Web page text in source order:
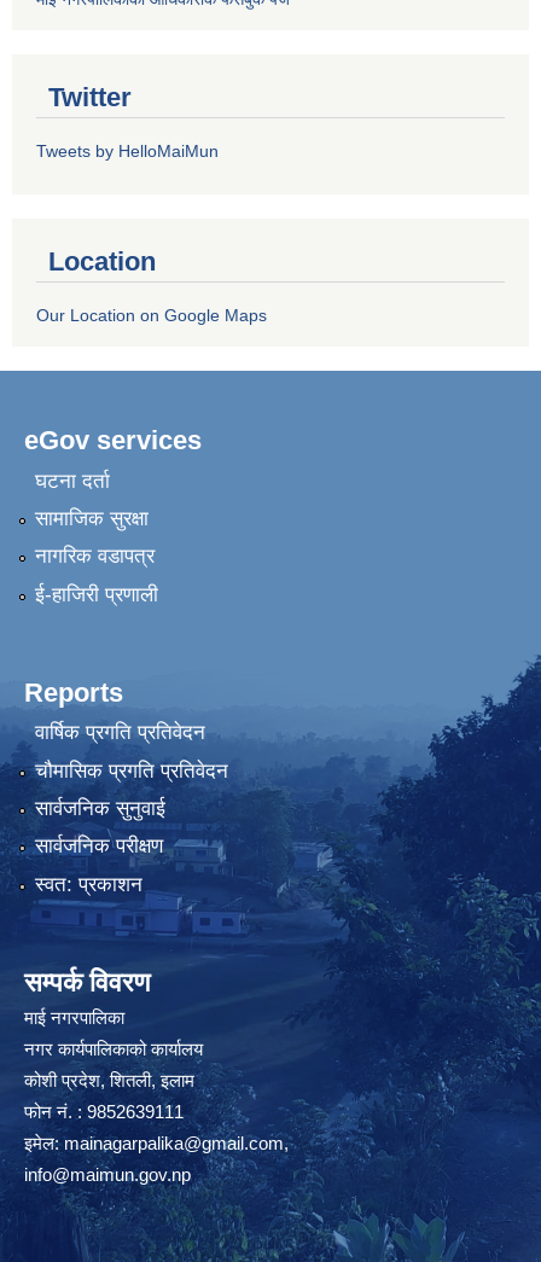
Twitter
Tweets by HelloMaiMun
Location
Our Location on Google Maps
eGov services
घटना दर्ता
सामाजिक सुरक्षा
नागरिक वडापत्र
ई-हाजिरी प्रणाली
Reports
वार्षिक प्रगति प्रतिवेदन
चौमासिक प्रगति प्रतिवेदन
सार्वजनिक सुनुवाई
सार्वजनिक परीक्षण
स्वत: प्रकाशन
सम्पर्क विवरण
माई नगरपालिका
नगर कार्यपालिकाको कार्यालय
कोशी प्रदेश, शितली, इलाम
फोन नं. : 9852639111
इमेल:mainagarpalika@gmail.com,
info@maimun.gov.np